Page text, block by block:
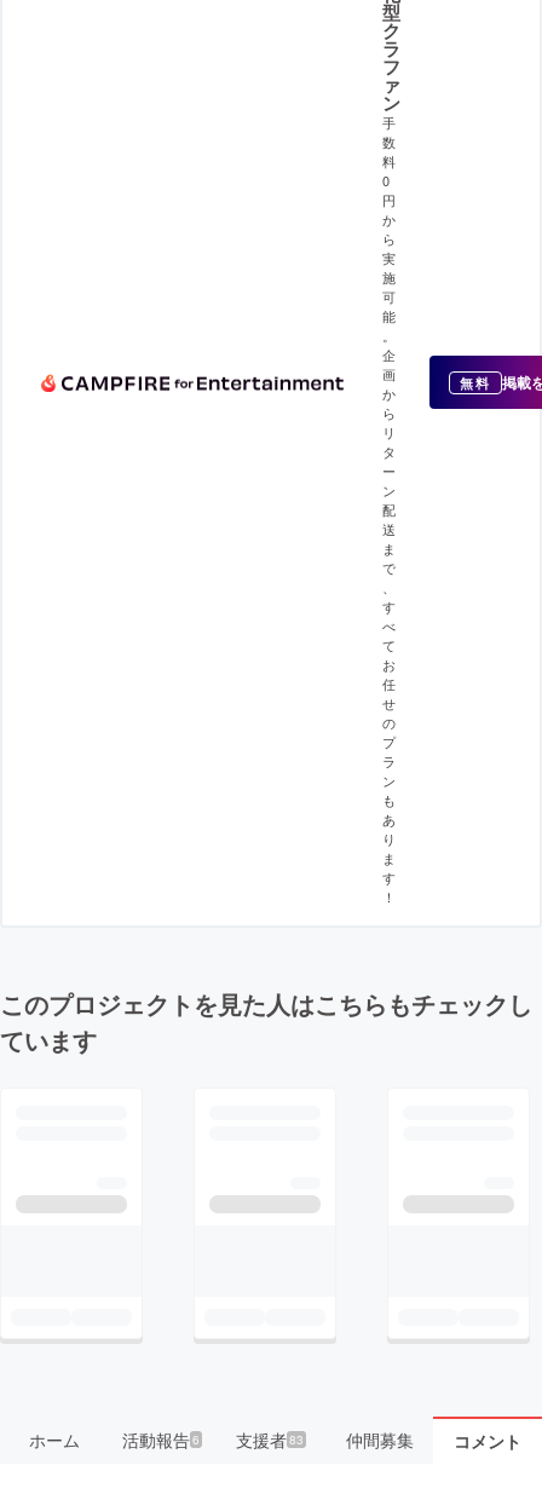
型
ク
ラ
フ
ァ
ン
手
数
料
0
円
か
ら
実
施
可
能
。
企
画
か
ら
リ
タ
ー
ン
配
送
ま
で
、
す
べ
て
お
任
せ
の
プ
ラ
ン
も
あ
り
ま
す
！
無料 掲載
このプロジェクトを見た人はこちらもチェックし
ています
ホーム 活動報告6 支援者83 仲間募集 コメント